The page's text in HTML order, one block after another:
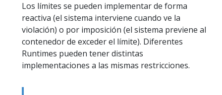
Los límites se pueden implementar de forma
reactiva (el sistema interviene cuando ve la
violación) o por imposición (el sistema previene al
contenedor de exceder el límite). Diferentes
Runtimes pueden tener distintas
implementaciones a las mismas restricciones.